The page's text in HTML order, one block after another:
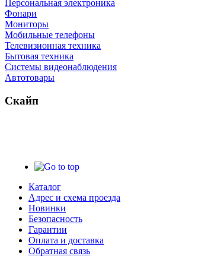
Персональная электроника
Фонари
Мониторы
Мобильные телефоны
Телевизионная техника
Бытовая техника
Cистемы видеонаблюдения
Автотовары
Скайп
Каталог
Адрес и схема проезда
Новинки
Безопасность
Гарантии
Оплата и доставка
Обратная связь